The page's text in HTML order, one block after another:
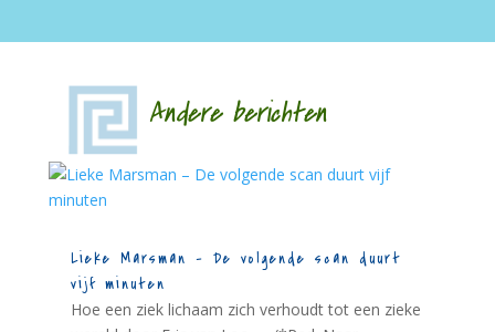
Andere berichten
Lieke Marsman – De volgende scan duurt
vijf minuten
Hoe een ziek lichaam zich verhoudt tot een zieke